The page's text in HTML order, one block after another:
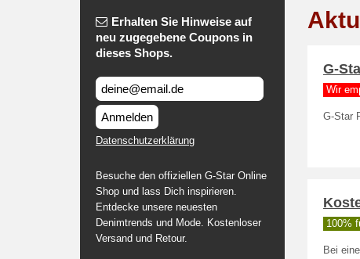
Erhalten Sie Hinweise auf
neu zugegebene Coupons in
dieses Shops.
Anmelden
Datenschutzerklärung
Besuche den offiziellen G-Star Online
Shop und lass Dich inspirieren.
Entdecke unsere neuesten
Denimtrends und Mode. Kostenloser
Versand und Retour.
G-
Wir
G-Star
100%
Bei